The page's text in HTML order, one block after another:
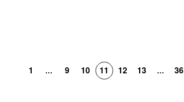
1 … 9 10 11 12 13 … 36